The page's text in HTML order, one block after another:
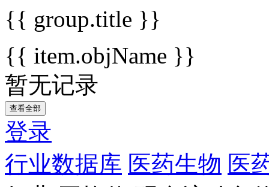
{{ group.title }}
{{ item.objName }}
暂无记录
查看全部
登录
行业数据库 医药生物 医